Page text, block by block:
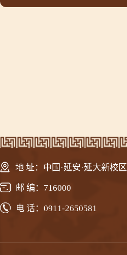
地 址：中国·延安·延大新校区
邮 编：716000
电 话：0911-2650581